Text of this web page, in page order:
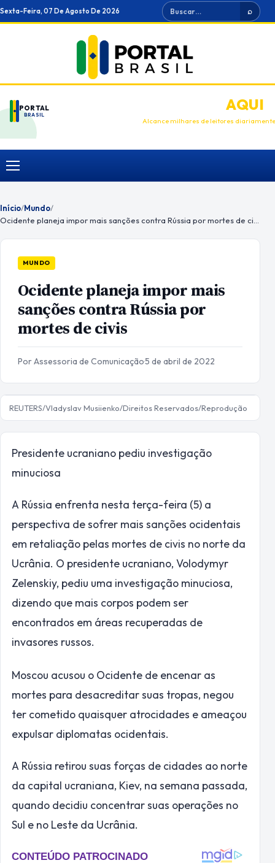
Ir
para
Sexta-Feira, 07 De Agosto De 2026 Buscar ⌕
PORTAL
BRASIL
ANUNCIEAQUI
Alcance milhares de leitores diariamente
Menu
Início/Mundo/
MUNDO
Ocidente planeja impor mais
sanções contra Rússia por
mortes de civis
Por Assessoria de Comunicação·5 de abril de 2022
REUTERS/Vladyslav Musiienko/Direitos Reservados/Reprodução
Presidente ucraniano pediu investigação
minuciosa
A Rússia enfrenta nesta terça-feira (5) a
perspectiva de sofrer mais sanções ocidentais
em retaliação pelas mortes de civis no norte da
Ucrânia. O presidente ucraniano, Volodymyr
Zelenskiy, pediu uma investigação minuciosa,
dizendo que mais corpos podem ser
encontrados em áreas recuperadas de
invasores russos.
Moscou acusou o Ocidente de encenar as
mortes para desacreditar suas tropas, negou
ter cometido quaisquer atrocidades e ameaçou
expulsar diplomatas ocidentais.
A Rússia retirou suas forças de cidades ao norte
da capital ucraniana, Kiev, na semana passada,
quando decidiu concentrar suas operações no
Sul e no Leste da Ucrânia.